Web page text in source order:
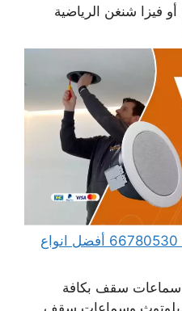
فيزا شنغن الرياضية
فني سماعات سقف بلوتوث 66780530 أفضل انواع
سماعات سقف بكافة